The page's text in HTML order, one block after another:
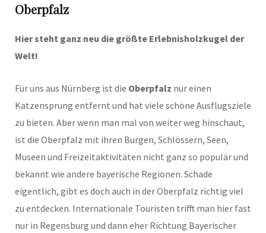
Oberpfalz
Hier steht ganz neu die größte Erlebnisholzkugel der
Welt!
Für uns aus Nürnberg ist die Oberpfalz nur einen
Katzensprung entfernt und hat viele schöne Ausflugsziele
zu bieten. Aber wenn man mal von weiter weg hinschaut,
ist die Oberpfalz mit ihren Burgen, Schlössern, Seen,
Museen und Freizeitaktivitäten nicht ganz so populär und
bekannt wie andere bayerische Regionen. Schade
eigentlich, gibt es doch auch in der Oberpfalz richtig viel
zu entdecken. Internationale Touristen trifft man hier fast
nur in Regensburg und dann eher Richtung Bayerischer